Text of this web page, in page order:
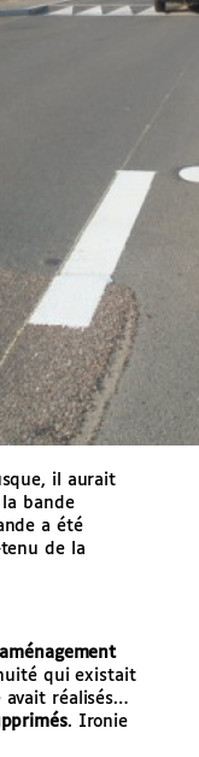
il aurait
la bande
a été
de la
qui existait
avait réalisés…
. Ironie